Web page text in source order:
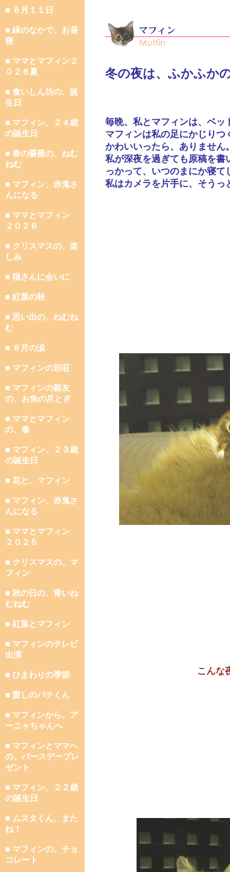
■ ８月１１日
■ 緑のなかで、お昼
寝
■ ママとマフィン２
０２６夏
■ 食いしん坊の、誕
生日
■ マフィン、２４歳
の誕生日
■ 春の薔薇の、ねむ
ねむ
■ マフィン、赤鬼さ
んになる
■ ママとマフィン
２０２６
■ クリスマスの、楽
しみ
■ 猫さんに会いに
■ 紅葉の秋
■ 思い出の、ねむね
む
■ ８月の涙
■ マフィンの別荘
■ マフィンの親友
の、お魚の爪とぎ
■ ママとマフィン
の、春
■ マフィン、２３歳
の誕生日
■ 花と、マフィン
■ マフィン、赤鬼さ
んになる
■ ママとマフィン
２０２５
■ クリスマスの、マ
フィン
■ 秋の日の、青いね
むねむ
■ 紅葉とマフィン
■ マフィンのテレビ
出演
■ ひまわりの季節
■ 愛しのパチくん
■ マフィンから、ア
ーニャちゃんへ
■ マフィンとママへ
の、バースデープレ
ゼント
■ マフィン、２２歳
の誕生日
■ ムスタくん、また
ね！
■ マフィンの、チョ
コレート
冬の夜は、ふかふか
毎晩、私とマフィンは、ベッ
マフィンは私の足にかじりつ
かわいいったら、ありません
私が深夜を過ぎても原稿を書
っかって、いつのまにか寝
私はカメラを片手に、そうっ
こんな